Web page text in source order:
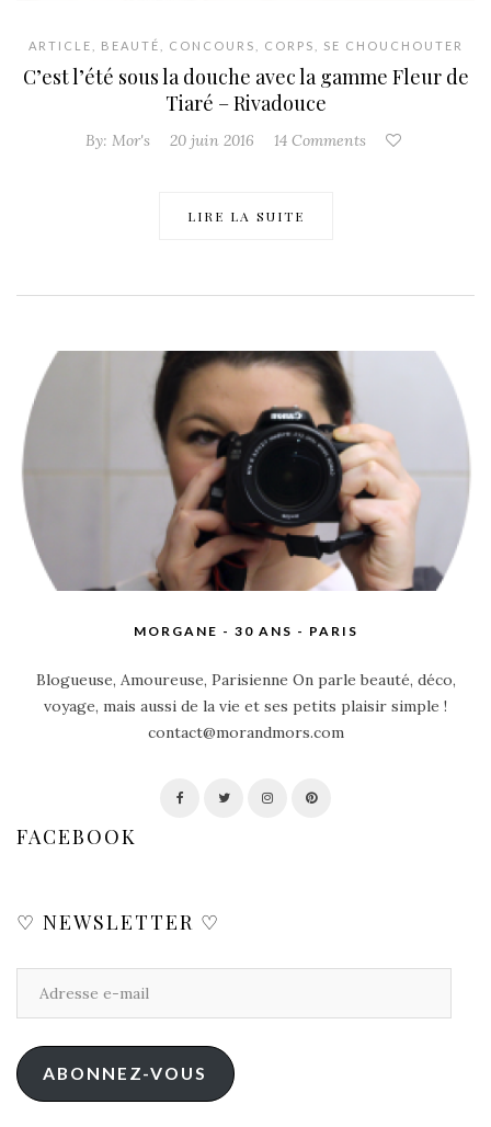
ARTICLE BEAUTÉ CONCOURS CORPS SE CHOUCHOUTER
C’est l’été sous la douche avec la gamme Fleur de
Tiaré – Rivadouce
By: Mor's 20 juin 2016 14 Comments
LIRE LA SUITE
MORGANE - 30 ANS - PARIS
Blogueuse, Amoureuse, Parisienne On parle beauté, déco,
voyage, mais aussi de la vie et ses petits plaisir simple !
contact@morandmors.com
FACEBOOK
♡ NEWSLETTER ♡
ABONNEZ-VOUS